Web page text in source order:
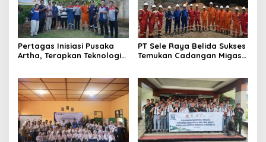
Pertagas Inisiasi Pusaka
Artha, Terapkan Teknologi
PT Sele Raya Belida Sukses
Temukan Cadangan Migas